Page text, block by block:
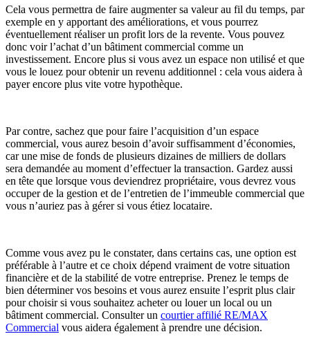
Cela vous permettra de faire augmenter sa valeur au fil du temps, par
exemple en y apportant des améliorations, et vous pourrez
éventuellement réaliser un profit lors de la revente. Vous pouvez
donc voir l’achat d’un bâtiment commercial comme un
investissement. Encore plus si vous avez un espace non utilisé et que
vous le louez pour obtenir un revenu additionnel : cela vous aidera à
payer encore plus vite votre hypothèque.
Par contre, sachez que pour faire l’acquisition d’un espace
commercial, vous aurez besoin d’avoir suffisamment d’économies,
car une mise de fonds de plusieurs dizaines de milliers de dollars
sera demandée au moment d’effectuer la transaction. Gardez aussi
en tête que lorsque vous deviendrez propriétaire, vous devrez vous
occuper de la gestion et de l’entretien de l’immeuble commercial que
vous n’auriez pas à gérer si vous étiez locataire.
Comme vous avez pu le constater, dans certains cas, une option est
préférable à l’autre et ce choix dépend vraiment de votre situation
financière et de la stabilité de votre entreprise. Prenez le temps de
bien déterminer vos besoins et vous aurez ensuite l’esprit plus clair
pour choisir si vous souhaitez acheter ou louer un local ou un
bâtiment commercial. Consulter un courtier affilié RE/MAX
Commercial vous aidera également à prendre une décision.